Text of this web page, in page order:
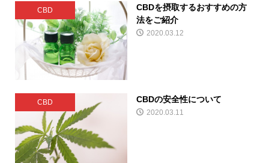
CBD
CBDを摂取するおすすめの方
法をご紹介
2020.03.12
CBD CBDの安全性について
2020.03.11